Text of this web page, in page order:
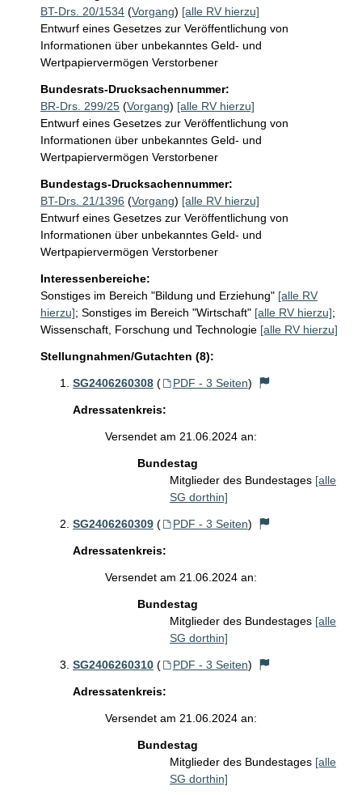
BT-Drs. 20/1534 (Vorgang) [alle RV hierzu]
Entwurf eines Gesetzes zur Veröffentlichung von
Informationen über unbekanntes Geld- und
Wertpapiervermögen Verstorbener
Bundesrats-Drucksachennummer:
BR-Drs. 299/25 (Vorgang) [alle RV hierzu]
Entwurf eines Gesetzes zur Veröffentlichung von
Informationen über unbekanntes Geld- und
Wertpapiervermögen Verstorbener
Bundestags-Drucksachennummer:
BT-Drs. 21/1396 (Vorgang) [alle RV hierzu]
Entwurf eines Gesetzes zur Veröffentlichung von
Informationen über unbekanntes Geld- und
Wertpapiervermögen Verstorbener
Interessenbereiche:
Sonstiges im Bereich "Bildung und Erziehung" [alle RV
hierzu]; Sonstiges im Bereich "Wirtschaft" [alle RV hierzu];
Wissenschaft, Forschung und Technologie [alle RV hierzu]
Stellungnahmen/Gutachten (8):
SG2406260308 ( PDF - 3 Seiten)
Adressatenkreis:
Versendet am 21.06.2024 an:
Bundestag
Mitglieder des Bundestages [alle
SG dorthin]
SG2406260309 ( PDF - 3 Seiten)
Adressatenkreis:
Versendet am 21.06.2024 an:
Bundestag
Mitglieder des Bundestages [alle
SG dorthin]
SG2406260310 ( PDF - 3 Seiten)
Adressatenkreis:
Versendet am 21.06.2024 an:
Bundestag
Mitglieder des Bundestages [alle
SG dorthin]